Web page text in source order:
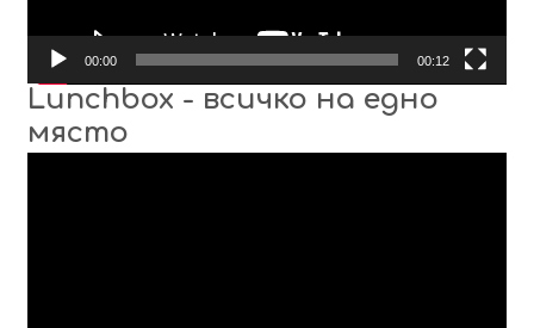
00:00 00:12
Lunchbox - всичко на едно
място